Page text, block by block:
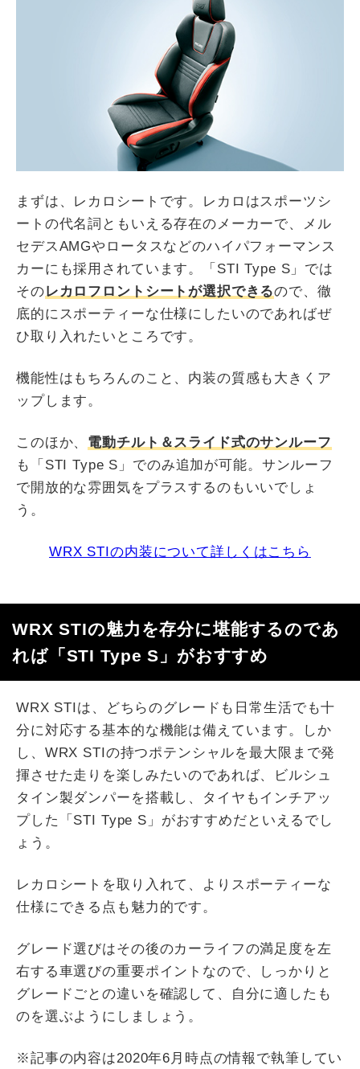
まずは、レカロシートです。レカロはスポーツシ
ートの代名詞ともいえる存在のメーカーで、メル
セデスAMGやロータスなどのハイパフォーマンス
カーにも採用されています。「STI Type S」では
そのレカロフロントシートが選択できるので、徹
底的にスポーティーな仕様にしたいのであればぜ
ひ取り入れたいところです。
機能性はもちろんのこと、内装の質感も大きくア
ップします。
このほか、 電動チルト＆スライド式のサンルーフ
も「STI Type S」でのみ追加が可能。サンルーフ
で開放的な雰囲気をプラスするのもいいでしょ
う。
WRX STIの内装について詳しくはこちら
WRX STIの魅力を存分に堪能するのであ
れば「STI Type S」がおすすめ
WRX STIは、どちらのグレードも日常生活でも十
分に対応する基本的な機能は備えています。しか
し、WRX STIの持つポテンシャルを最大限まで発
揮させた走りを楽しみたいのであれば、ビルシュ
タイン製ダンパーを搭載し、タイヤもインチアッ
プした「STI Type S」がおすすめだといえるでし
ょう。
レカロシートを取り入れて、よりスポーティーな
仕様にできる点も魅力的です。
グレード選びはその後のカーライフの満足度を左
右する車選びの重要ポイントなので、しっかりと
グレードごとの違いを確認して、自分に適したも
のを選ぶようにしましょう。
※記事の内容は2020年6月時点の情報で執筆してい